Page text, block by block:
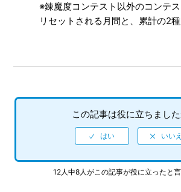
※錬魔度コンテスト以外のコンテ
リセットされる月間と、累計の2種
この記事は役に立ちました
12人中8人がこの記事が役に立ったと